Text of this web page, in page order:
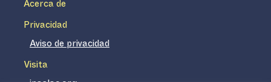
Acerca de
Privacidad
Aviso de privacidad
Visita